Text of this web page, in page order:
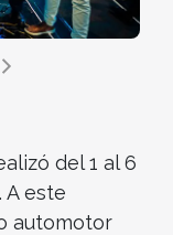
del 1 al 6
A este
automotor